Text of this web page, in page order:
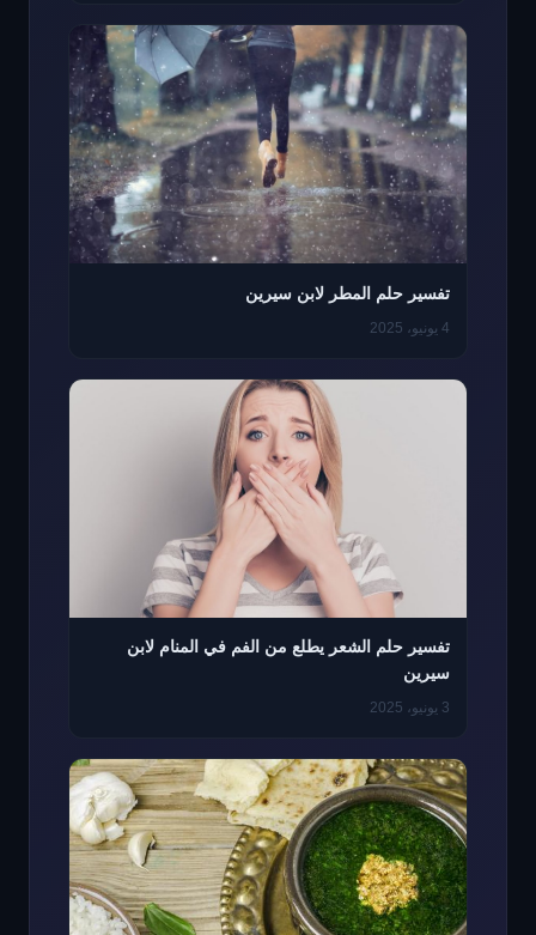
تفسير حلم المطر لابن سيرين
4 يونيو، 2025
تفسير حلم الشعر يطلع من الفم في المنام لابن
سيرين
3 يونيو، 2025